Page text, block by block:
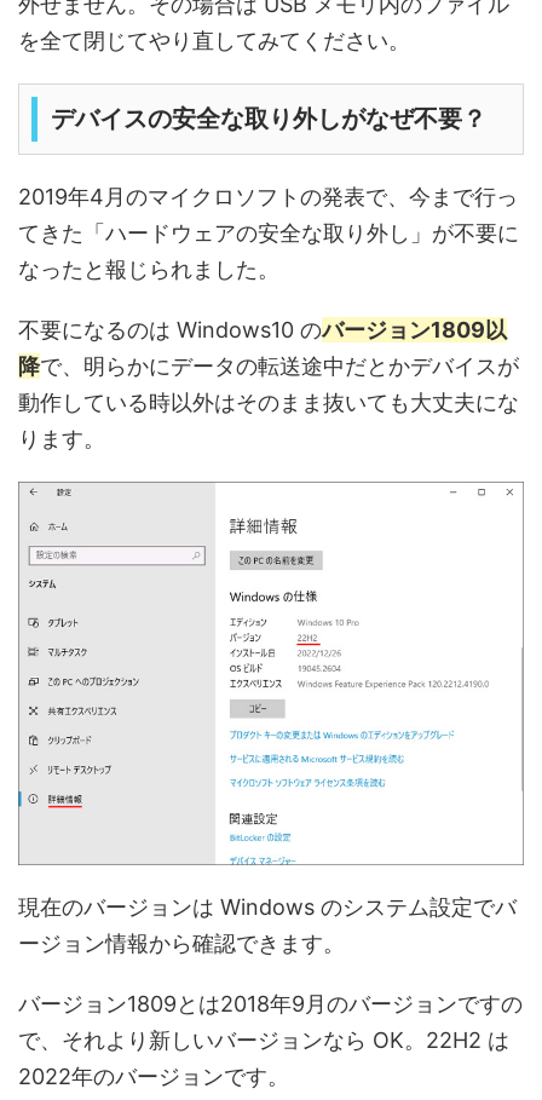
を全て閉じてやり直してみてください。
デバイスの安全な取り外しがなぜ不要？
2019年4月のマイクロソフトの発表で、今まで行っ
てきた「ハードウェアの安全な取り外し」が不要に
なったと報じられました。
不要になるのは Windows10 のバージョン1809以
降で、明らかにデータの転送途中だとかデバイスが
動作している時以外はそのまま抜いても大丈夫にな
ります。
現在のバージョンは Windows のシステム設定でバ
ージョン情報から確認できます。
バージョン1809とは2018年9月のバージョンですの
で、それより新しいバージョンなら OK。22H2 は
2022年のバージョンです。